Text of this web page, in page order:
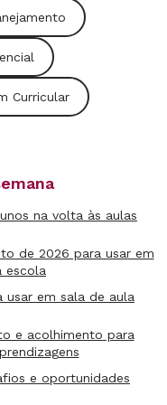
com todas as
aqui vamos
Além da
devem receber
refletimos
Foco,
que traz uma
ano do Ensino
habilidades
de
e o
Curricular
na volta às aulas
de 2026 para usar em
escola
usar em sala de aula
e acolhimento para
e oportunidades